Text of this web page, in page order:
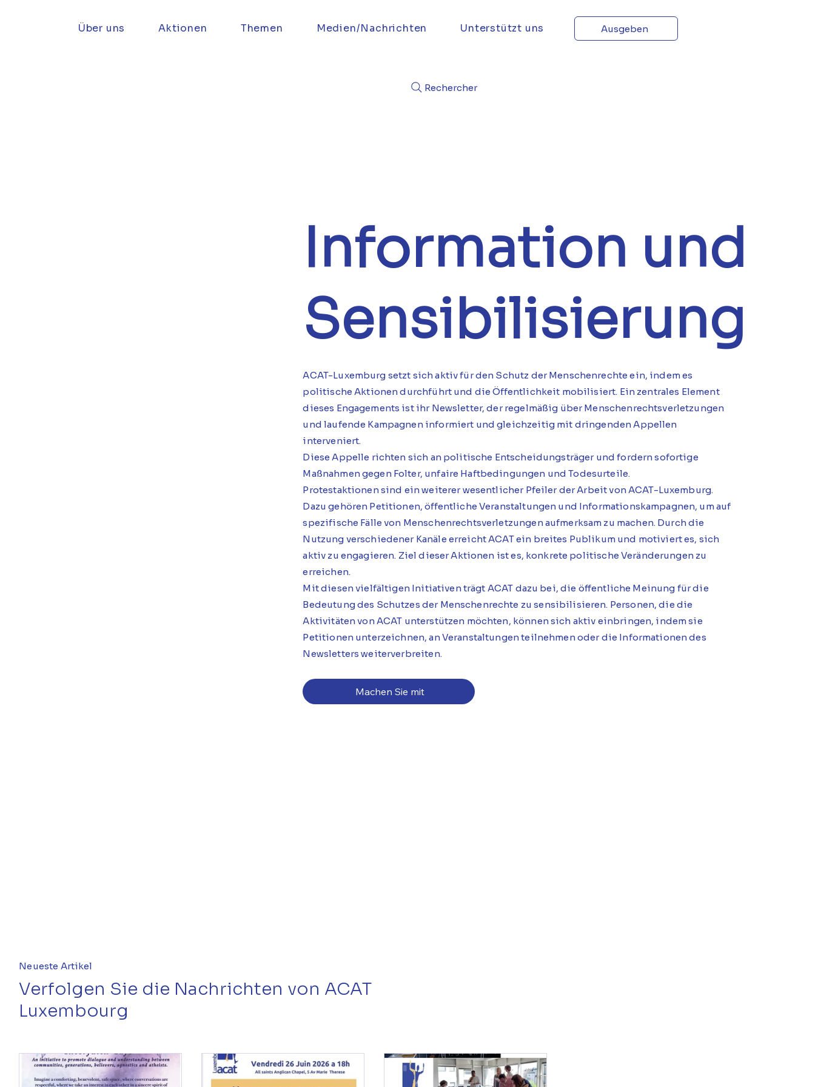
Rechercher
Über uns Aktionen Themen Medien/Nachrichten Unterstützt uns Ausgeben
Information und
Sensibilisierung
ACAT-Luxemburg setzt sich aktiv für den Schutz der Menschenrechte ein, indem es
politische Aktionen durchführt und die Öffentlichkeit mobilisiert. Ein zentrales Element
dieses Engagements ist ihr Newsletter, der regelmäßig über Menschenrechtsverletzungen
und laufende Kampagnen informiert und gleichzeitig mit dringenden Appellen
interveniert.
Diese Appelle richten sich an politische Entscheidungsträger und fordern sofortige
Maßnahmen gegen Folter, unfaire Haftbedingungen und Todesurteile.
Protestaktionen sind ein weiterer wesentlicher Pfeiler der Arbeit von ACAT-Luxemburg.
Dazu gehören Petitionen, öffentliche Veranstaltungen und Informationskampagnen, um auf
spezifische Fälle von Menschenrechtsverletzungen aufmerksam zu machen. Durch die
Nutzung verschiedener Kanäle erreicht ACAT ein breites Publikum und motiviert es, sich
aktiv zu engagieren. Ziel dieser Aktionen ist es, konkrete politische Veränderungen zu
erreichen.
Mit diesen vielfältigen Initiativen trägt ACAT dazu bei, die öffentliche Meinung für die
Bedeutung des Schutzes der Menschenrechte zu sensibilisieren. Personen, die die
Aktivitäten von ACAT unterstützen möchten, können sich aktiv einbringen, indem sie
Petitionen unterzeichnen, an Veranstaltungen teilnehmen oder die Informationen des
Newsletters weiterverbreiten.
Machen Sie mit
Neueste Artikel
Verfolgen Sie die Nachrichten von ACAT
Luxembourg